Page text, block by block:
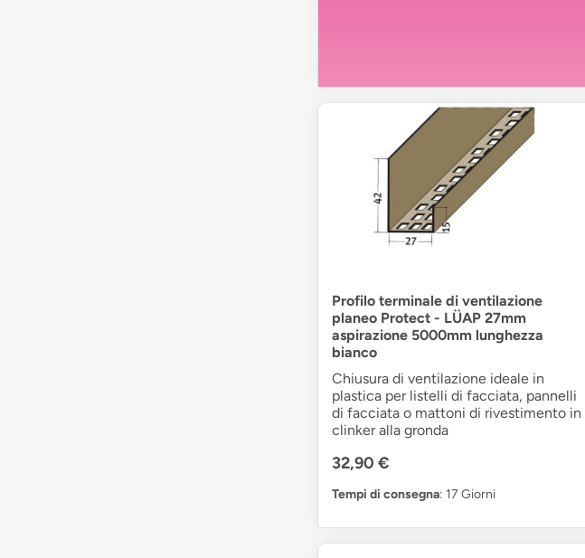
Profilo terminale di ventilazione
planeo Protect - LÜAP 27mm
aspirazione 5000mm lunghezza
bianco
Chiusura di ventilazione ideale in
plastica per listelli di facciata, pannelli
di facciata o mattoni di rivestimento in
clinker alla gronda
32,90 €
Tempi di consegna: 17 Giorni